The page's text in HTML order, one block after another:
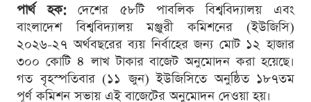
পার্থ হক:দেশের ৫৮টি পাবলিক বিশ্ববিদ্যালয় এবং
বাংলাদেশ বিশ্ববিদ্যালয় মঞ্জুরী কমিশনের (ইউজিসি)
২০২৬-২৭ অর্থবছরের ব্যয় নির্বাহের জন্য মোট ১২ হাজার
৩০০ কোটি ৪ লাখ টাকার বাজেট অনুমোদন করা হয়েছে।
গত বৃহস্পতিবার (১১ জুন) ইউজিসিতে অনুষ্ঠিত ১৮৭তম
পূর্ণ কমিশন সভায় এই বাজেটের অনুমোদন দেওয়া হয়।